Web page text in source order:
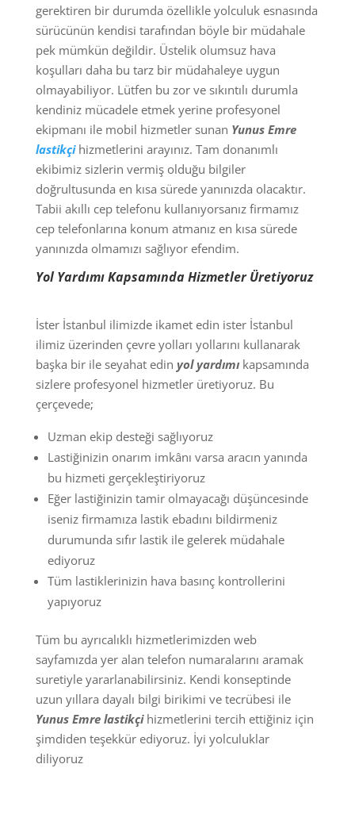
gerektiren bir durumda özellikle yolculuk esnasında
sürücünün kendisi tarafından böyle bir müdahale
pek mümkün değildir. Üstelik olumsuz hava
koşulları daha bu tarz bir müdahaleye uygun
olmayabiliyor. Lütfen bu zor ve sıkıntılı durumla
kendiniz mücadele etmek yerine profesyonel
ekipmanı ile mobil hizmetler sunan Yunus Emre
lastikçihizmetlerini arayınız. Tam donanımlı
ekibimiz sizlerin vermiş olduğu bilgiler
doğrultusunda en kısa sürede yanınızda olacaktır.
Tabii akıllı cep telefonu kullanıyorsanız firmamız
cep telefonlarına konum atmanız en kısa sürede
yanınızda olmamızı sağlıyor efendim.
Yol Yardımı Kapsamında Hizmetler Üretiyoruz
İster İstanbul ilimizde ikamet edin ister İstanbul
ilimiz üzerinden çevre yolları yollarını kullanarak
başka bir ile seyahat edin yol yardımıkapsamında
sizlere profesyonel hizmetler üretiyoruz. Bu
çerçevede;
Uzman ekip desteği sağlıyoruz
Lastiğinizin onarım imkânı varsa aracın yanında
bu hizmeti gerçekleştiriyoruz
Eğer lastiğinizin tamir olmayacağı düşüncesinde
iseniz firmamıza lastik ebadını bildirmeniz
durumunda sıfır lastik ile gelerek müdahale
ediyoruz
Tüm lastiklerinizin hava basınç kontrollerini
yapıyoruz
Tüm bu ayrıcalıklı hizmetlerimizden web
sayfamızda yer alan telefon numaralarını aramak
suretiyle yararlanabilirsiniz. Kendi konseptinde
uzun yıllara dayalı bilgi birikimi ve tecrübesi ile
Yunus Emre lastikçihizmetlerini tercih ettiğiniz için
şimdiden teşekkür ediyoruz. İyi yolculuklar
diliyoruz